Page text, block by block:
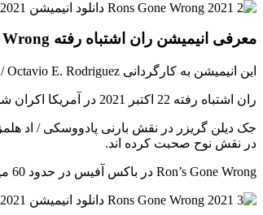
معرفی انیمیشن ران اشتباه رفته Ron’s Gone Wrong
این انیمیشن به کارگردانی Sarah Smith / Jean-Philippe Vine / Octavio E. Rodriguez و نویسندگی Peter Baynham / Sarah Smith ساخته شده است.
ران اشتباه رفته 22 اکتبر 2021 در آمریکا اکران شد.
جک دیلن گریزر در نقش بارنی پادووسکی / اد
در نقش نوح صحبت کرده اند.
Ron’s Gone Wrong در باکس آفیس در حدود 60 میلیون دلار فروش داشت.